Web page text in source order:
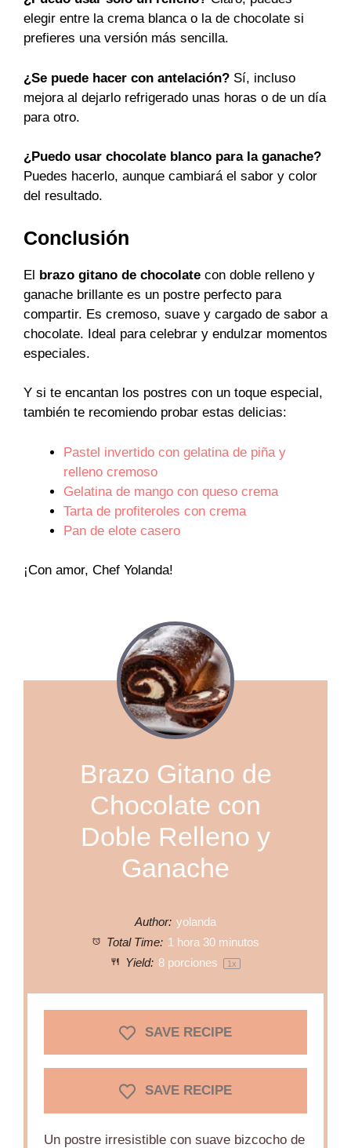
elegir entre la crema blanca o la de chocolate si
prefieres una versión más sencilla.
¿Se puede hacer con antelación? Sí, incluso
mejora al dejarlo refrigerado unas horas o de un día
para otro.
¿Puedo usar chocolate blanco para la ganache?
Puedes hacerlo, aunque cambiará el sabor y color
del resultado.
Conclusión
El brazo gitano de chocolate con doble relleno y
ganache brillante es un postre perfecto para
compartir. Es cremoso, suave y cargado de sabor a
chocolate. Ideal para celebrar y endulzar momentos
especiales.
Y si te encantan los postres con un toque especial,
también te recomiendo probar estas delicias:
Pastel invertido con gelatina de piña y
relleno cremoso
Gelatina de mango con queso crema
Tarta de profiteroles con crema
Pan de elote casero
¡Con amor, Chef Yolanda!
Brazo Gitano de
Chocolate con
Doble Relleno y
Ganache
Author: yolanda
Total Time: 1 hora 30 minutos
Yield: 8porciones 1x
SAVE RECIPE
SAVE RECIPE
Un postre irresistible con suave bizcocho de